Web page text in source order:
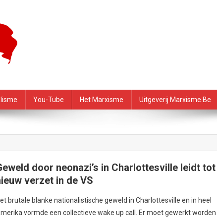
You-Tube Het Marxisme Uitgeverij Marxisme.be
door neonazi’s in Charlottesville leidt tot
verzet in de VS
brutale blanke nationalistische geweld in Charlottesville en in heel
vormde een collectieve wake up call. Er moet gewerkt worden